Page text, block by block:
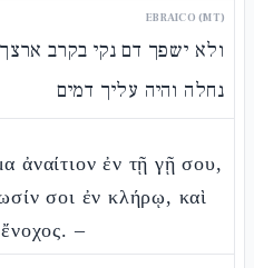
EBRAICO (MT)
ולא ישפך דם נקי בקרב
נחלה והיה עליך דמים
ἀναίτιον ἐν τῇ γῇ σου,
σοι ἐν κλήρῳ, καὶ
–